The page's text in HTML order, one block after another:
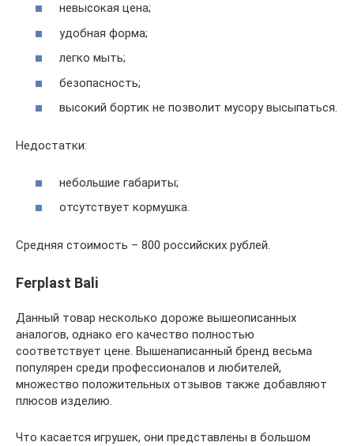
невысокая цена;
удобная форма;
легко мыть;
безопасность;
высокий бортик не позволит мусору высыпаться.
Недостатки:
небольшие габариты;
отсутствует кормушка.
Средняя стоимость – 800 российских рублей.
Ferplast Bali
Данный товар несколько дороже вышеописанных
аналогов, однако его качество полностью
соответствует цене. Вышенаписанный бренд весьма
популярен среди профессионалов и любителей,
множество положительных отзывов также добавляют
плюсов изделию.
Что касается игрушек, они представлены в большом